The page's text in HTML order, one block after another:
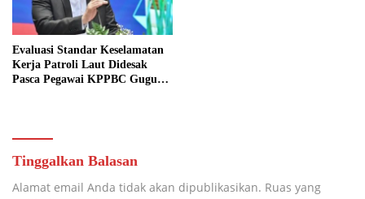
Evaluasi Standar Keselamatan
Kerja Patroli Laut Didesak
Pasca Pegawai KPPBC Gugur
Tinggalkan Balasan
Alamat email Anda tidak akan dipublikasikan. Ruas yang